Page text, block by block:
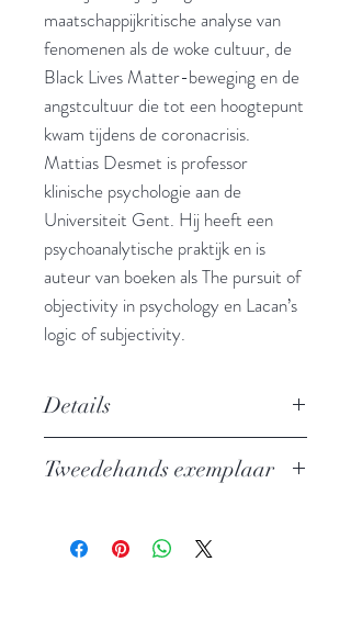
maatschappijkritische analyse van
fenomenen als de woke cultuur, de
Black Lives Matter-beweging en de
angstcultuur die tot een hoogtepunt
kwam tijdens de coronacrisis.
Mattias Desmet is professor
klinische psychologie aan de
Universiteit Gent. Hij heeft een
psychoanalytische praktijk en is
auteur van boeken als The pursuit of
objectivity in psychology en Lacan’s
logic of subjectivity.
Details
Uitgever: Pelckmans
Bindwijze: Paperback
Tweedehands exemplaar